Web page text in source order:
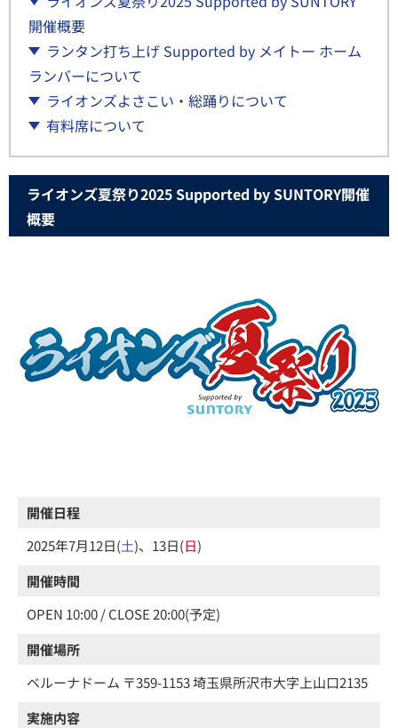
開催概要
ランタン打ち上げ Supported by メイトー ホーム
ランバーについて
ライオンズよさこい・総踊りについて
有料席について
ライオンズ夏祭り2025 Supported by SUNTORY開催
概要
開催日程
2025年7月12日(土)、13日(日)
開催時間
OPEN 10:00 / CLOSE 20:00(予定)
開催場所
ベルーナドーム 〒359-1153 埼玉県所沢市大字上山口2135
実施内容